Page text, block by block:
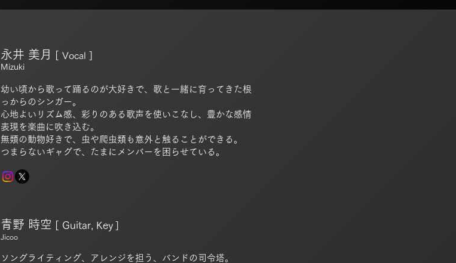
永井 美月 Vocal ]
Mizuki
幼い頃から歌って踊るのが大好きで、歌と一緒に育ってきた根
っからのシンガー。
心地よいリズム感、彩りのある歌声を使いこなし、豊かな感情
表現を楽曲に吹き込む。
無類の動物好きで、虫や爬虫類も意外と触ることができる。
つまらないギャグで、たまにメンバーを困らせている。
青野 時空 Guitar, Key
Jicoo
ソングライティング、アレンジを担う、バンドの司令塔。